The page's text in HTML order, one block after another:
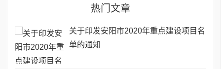
热门文章
关于印发安阳市2020年重点建设项目名
单的通知